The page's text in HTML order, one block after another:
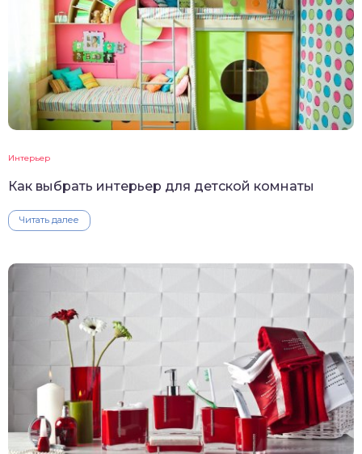
Интерьер
Как выбрать интерьер для детской комнаты
Читать далее